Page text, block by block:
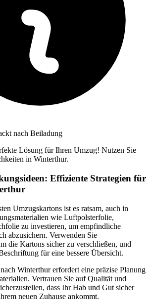
nach Beiladung
Lösung für Ihren Umzug! Nutzen Sie
in Winterthur.
Effiziente Strategien für
Umzugskartons ist es ratsam, auch in
wie Luftpolsterfolie,
zu investieren, um empfindliche
abzusichern. Verwenden Sie
die Kartons sicher zu verschließen, und
für eine bessere Übersicht.
Winterthur erfordert eine präzise Planung
Vertrauen Sie auf Qualität und
dass Ihr Hab und Gut sicher
neuen Zuhause ankommt.